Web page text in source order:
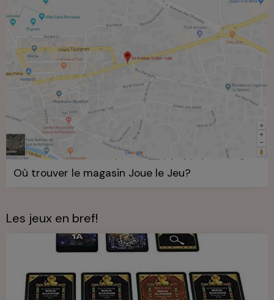
Où trouver le magasin Joue le Jeu?
Les jeux en bref!